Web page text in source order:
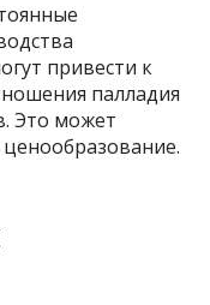
привести к
палладия
Это может